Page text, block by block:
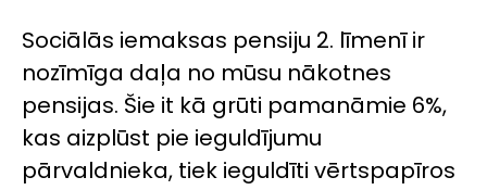
Sociālās iemaksas pensiju 2. līmenī ir
nozīmīga daļa no mūsu nākotnes
pensijas. Šie it kā grūti pamanāmie 6%,
kas aizplūst pie ieguldījumu
pārvaldnieka, tiek ieguldīti vērtspapīros